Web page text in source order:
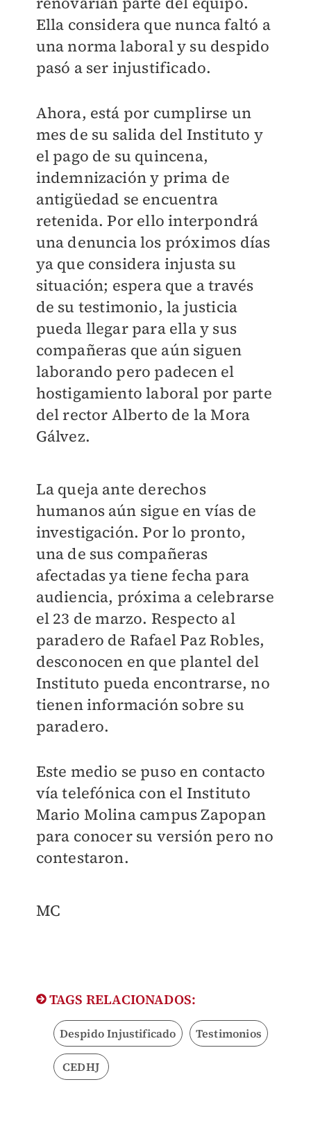
Ella considera que nunca faltó a
una norma laboral y su despido
pasó a ser injustificado.
Ahora, está por cumplirse un
mes de su salida del Instituto y
el pago de su quincena,
indemnización y prima de
antigüedad se encuentra
retenida. Por ello interpondrá
una denuncia los próximos días
ya que considera injusta su
situación; espera que a través
de su testimonio, la justicia
pueda llegar para ella y sus
compañeras que aún siguen
laborando pero padecen el
hostigamiento laboral por parte
del rector Alberto de la Mora
Gálvez.
La queja ante derechos
humanos aún sigue en vías de
investigación. Por lo pronto,
una de sus compañeras
afectadas ya tiene fecha para
audiencia, próxima a celebrarse
el 23 de marzo. Respecto al
paradero de Rafael Paz Robles,
desconocen en que plantel del
Instituto pueda encontrarse, no
tienen información sobre su
paradero.
Este medio se puso en contacto
vía telefónica con el Instituto
Mario Molina campus Zapopan
para conocer su versión pero no
contestaron.
MC
TAGS RELACIONADOS:
Despido Injustificado Testimonios
CEDHJ